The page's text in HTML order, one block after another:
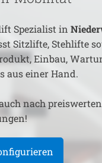
Spezialist in
Sitzlifte, Stehlifte
Einbau,
aus einer Hand.
nach